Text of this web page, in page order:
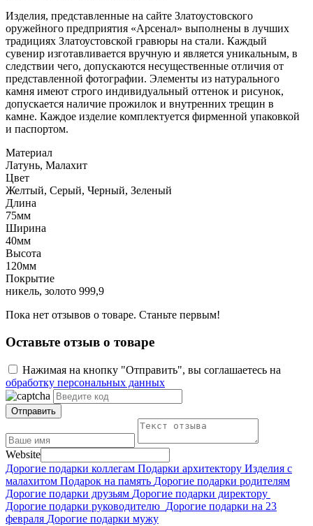
Изделия, представленные на сайте Златоустовского
оружейного предприятия «Арсенал» выполнены в лучших
традициях Златоустовской гравюры на стали. Каждый
сувенир изготавливается вручную и является уникальным, в
следствии чего, допускаются несущественные отличия от
представленной фотографии. Элементы из натурального
камня имеют строго индивидуальный оттенок и рисунок,
допускается наличие прожилок и внутренних трещин в
камне. Каждое изделие комплектуется фирменной упаковкой
и паспортом.
Материал
Латунь, Малахит
Цвет
Желтый, Серый, Черный, Зеленый
Длина
75мм
Ширина
40мм
Высота
120мм
Покрытие
никель, золото 999,9
Пока нет отзывов о товаре. Станьте первым!
Оставьте отзыв о товаре
Нажимая на кнопку "Отправить", вы соглашаетесь на
обработку персональных данных
Отправить
Website
Дорогие подарки коллегам Подарки архитектору Изделия с
малахитом Подарок на память Дорогие подарки родителям
Дорогие подарки друзьям Дорогие подарки директору
Дорогие подарки руководителю Дорогие подарки на 23
февраля Дорогие подарки мужу